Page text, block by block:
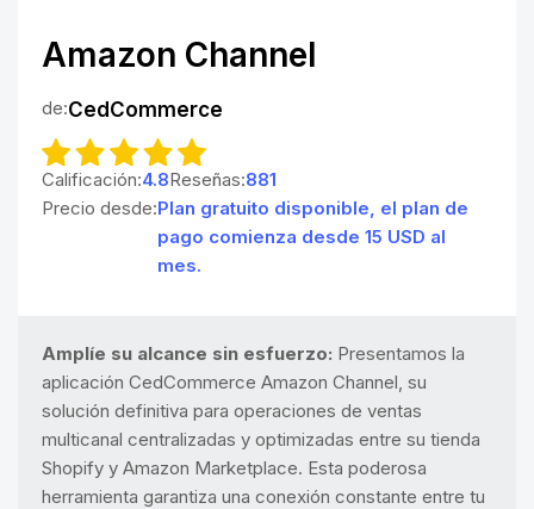
Amazon Channel
de:CedCommerce
Calificación:4.8Reseñas:881
Precio desde:Plan gratuito disponible, el plan de
pago comienza desde 15 USD al
mes.
Amplíe su alcance sin esfuerzo: Presentamos la
aplicación CedCommerce Amazon Channel, su
solución definitiva para operaciones de ventas
multicanal centralizadas y optimizadas entre su tienda
Shopify y Amazon Marketplace. Esta poderosa
herramienta garantiza una conexión constante entre tu